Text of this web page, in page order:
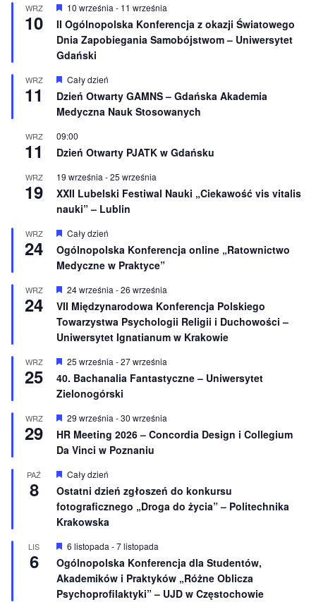
WRZ
10
W
y
r
ó
ż
n
o
n
e
10 września - 11 września
II Ogólnopolska Konferencja z okazji Światowego
Dnia Zapobiegania Samobójstwom – Uniwersytet
Gdański
WRZ
11
W
y
r
ó
n
o
e
Cały dzień
Dzień Otwarty GAMNS – Gdańska Akademia
Medyczna Nauk Stosowanych
WRZ
11
09:00
Dzień Otwarty PJATK w Gdańsku
WRZ
19
19 września -25 września
XXII Lubelski Festiwal Nauki „Ciekawość vis vitalis
nauki” – Lublin
WRZ
24
W
r
ó
n
i
o
n
e
Cały dzień
Ogólnopolska Konferencja online „Ratownictwo
Medyczne w Praktyce”
WRZ
24
W
y
r
ó
ż
n
i
o
n
e
24 września -26 września
VII Międzynarodowa Konferencja Polskiego
Towarzystwa Psychologii Religii i Duchowości –
Uniwersytet Ignatianum w Krakowie
WRZ
25
W
r
ó
n
i
o
n
25 września -27 września
40. Bachanalia Fantastyczne – Uniwersytet
Zielonogórski
WRZ
29
W
y
r
ó
n
o
n
e
29 września -30 września
HR Meeting 2026 – Concordia Design i Collegium
Da Vinci w Poznaniu
PAŹ
8
W
r
ó
ż
n
i
o
n
e
Cały dzień
Ostatni dzień zgłoszeń do konkursu
fotograficznego „Droga do życia” – Politechnika
Krakowska
LIS
6
W
r
ó
ż
6 listopada -7 listopada
Ogólnopolska Konferencja dla Studentów,
Akademików i Praktyków „Różne Oblicza
Psychoprofilaktyki” – UJD w Częstochowie